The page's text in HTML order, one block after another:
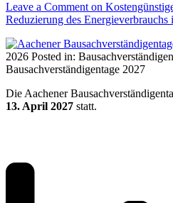
Leave a Commenton
Reduzierung des Energieverbrauchs
2026 Posted in:
Bausachverständigentage 2027
Die Aachener
13. April 2027 statt.